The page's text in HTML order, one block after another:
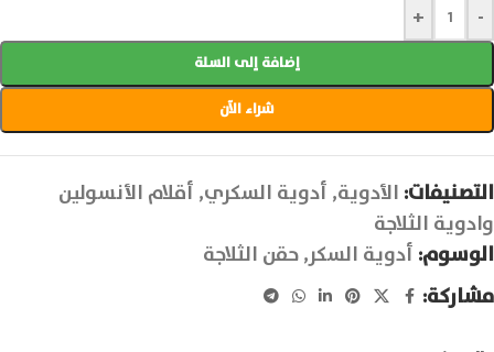
-
+
إضافة إلى السلة
شراء الآن
التصنيفات: الأدوية, أدوية السكري, أقلام الأنسولين
وادوية الثلاجة
الوسوم: أدوية السكر,حقن الثلاجة
مشاركة: